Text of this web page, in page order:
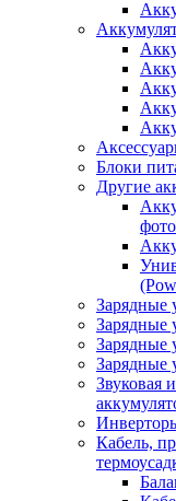
Блоки
Другие
Зарядные
Зарядные
Зарядные
Зарядные
Звуковая
Кабель,